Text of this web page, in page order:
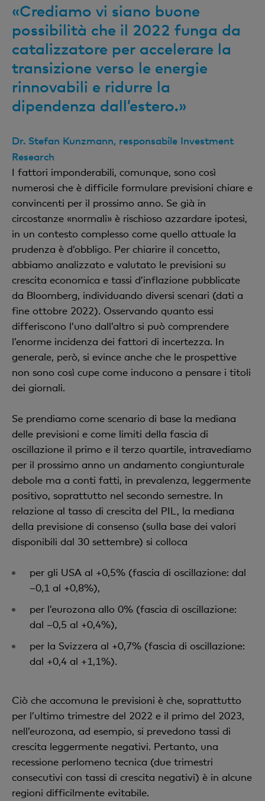
«Crediamo vi siano buone
possibilità che il 2022 funga da
catalizzatore per accelerare la
transizione verso le energie
rinnovabili e ridurre la
dipendenza dall’estero.»
Dr. Stefan Kunzmann, responsabile Investment
Research
I fattori imponderabili, comunque, sono così
numerosi che è difficile formulare previsioni chiare e
convincenti per il prossimo anno. Se già in
circostanze «normali» è rischioso azzardare ipotesi,
in un contesto complesso come quello attuale la
prudenza è d’obbligo. Per chiarire il concetto,
abbiamo analizzato e valutato le previsioni su
crescita economica e tassi d’inflazione pubblicate
da Bloomberg, individuando diversi scenari (dati a
fine ottobre 2022). Osservando quanto essi
differiscono l’uno dall’altro si può comprendere
l’enorme incidenza dei fattori di incertezza. In
generale, però, si evince anche che le prospettive
non sono così cupe come inducono a pensare i titoli
dei giornali.
Se prendiamo come scenario di base la mediana
delle previsioni e come limiti della fascia di
oscillazione il primo e il terzo quartile, intravediamo
per il prossimo anno un andamento congiunturale
debole ma a conti fatti, in prevalenza, leggermente
positivo, soprattutto nel secondo semestre. In
relazione al tasso di crescita del PIL, la mediana
della previsione di consenso (sulla base dei valori
disponibili dal 30 settembre) si colloca
per gli USA al +0,5% (fascia di oscillazione: dal
–0,1 al +0,8%),
per l’eurozona allo 0% (fascia di oscillazione:
dal –0,5 al +0,4%),
per la Svizzera al +0,7% (fascia di oscillazione:
dal +0,4 al +1,1%).
Ciò che accomuna le previsioni è che, soprattutto
per l’ultimo trimestre del 2022 e il primo del 2023,
nell’eurozona, ad esempio, si prevedono tassi di
crescita leggermente negativi. Pertanto, una
recessione perlomeno tecnica (due trimestri
consecutivi con tassi di crescita negativi) è in alcune
regioni difficilmente evitabile.